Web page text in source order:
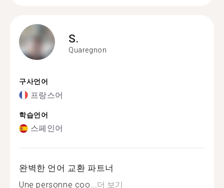
S.
Quaregnon
구사언어
프랑스어
학습언어
스페인어
완벽한 언어 교환 파트너
Une personne coo...더 보기